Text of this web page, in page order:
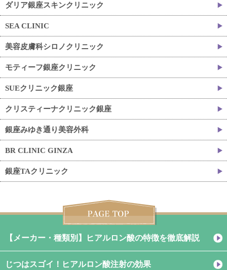
ダリア銀座スキンクリニック
SEA CLINIC
美容皮膚科シロノクリニック
モティーフ銀座クリニック
SUEクリニック銀座
クリスティーナクリニック銀座
銀座みゆき通り美容外科
BR CLINIC GINZA
銀座TAクリニック
【メーカー・種類別】ヒアルロン酸の特徴を徹底解説
じつはスゴイ！ヒアルロン酸注射の効果